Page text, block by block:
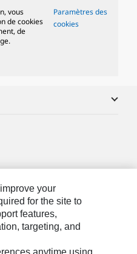
vous
de cookies
de
Paramètres des
cookies
your
for the site to
features,
targeting, and
anytime using